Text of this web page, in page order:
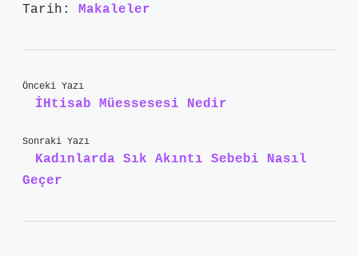
Tarih: Makaleler
Önceki Yazı
İHtisab Müessesesi Nedir
Sonraki Yazı
Kadınlarda Sık Akıntı Sebebi Nasıl
Geçer